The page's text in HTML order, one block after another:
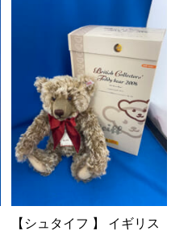
【シュタイフ 】 イギリス